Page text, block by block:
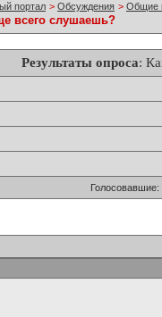
портал > Обсуждения > Общие
всего слушаешь?
Результаты опроса:
Голосовавшие: